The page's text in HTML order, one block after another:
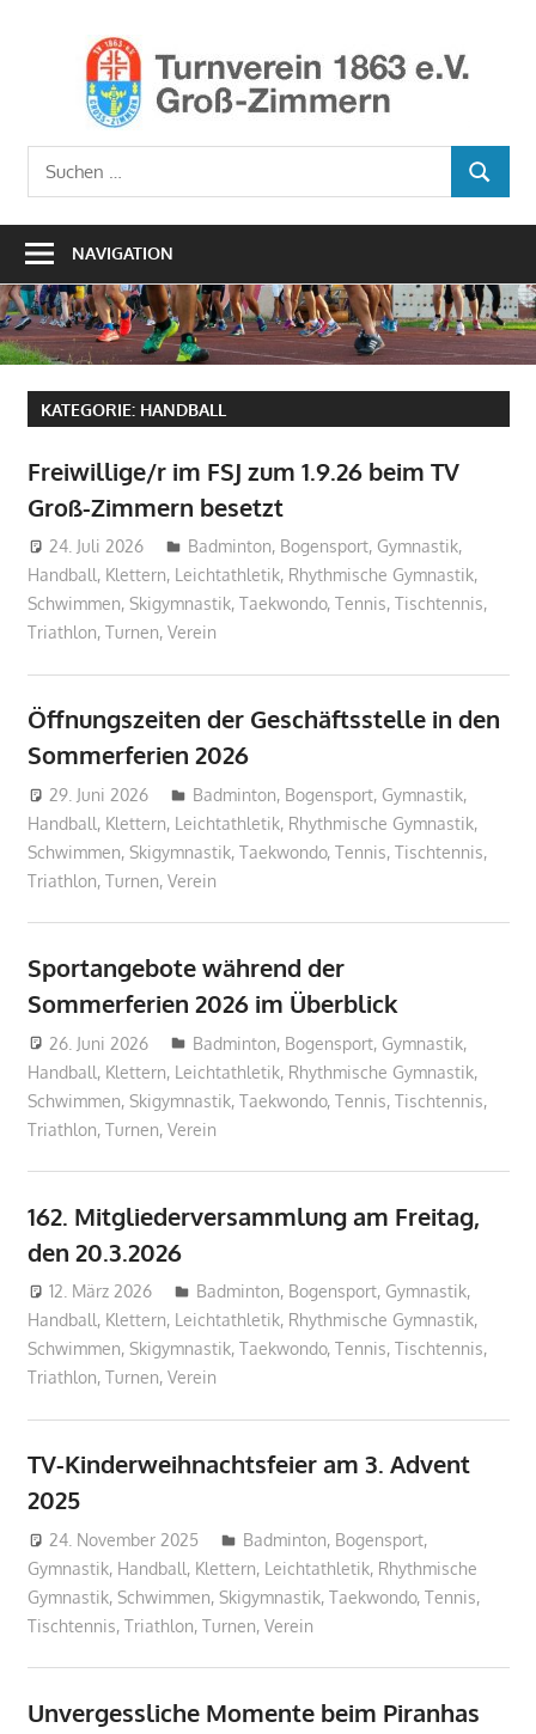
Turnverein
1863
Groß-
Suchen
nach:
SUCHEN
NAVIGATION
KATEGORIE: HANDBALL
Freiwillige/r im FSJ zum 1.9.26 beim TV
Groß-Zimmern besetzt
24. Juli 2026 Geschaeftsstelle
Badminton, Bogensport, Gymnastik,
Handball, Klettern, Leichtathletik, Rhythmische Gymnastik,
Schwimmen, Skigymnastik, Taekwondo, Tennis, Tischtennis,
Triathlon, Turnen, Verein
Öffnungszeiten der Geschäftsstelle in den
Sommerferien 2026
29. Juni 2026 Geschaeftsstelle
Badminton, Bogensport, Gymnastik,
Handball, Klettern, Leichtathletik, Rhythmische Gymnastik,
Schwimmen, Skigymnastik, Taekwondo, Tennis, Tischtennis,
Triathlon, Turnen, Verein
Sportangebote während der
Sommerferien 2026 im Überblick
26. Juni 2026 Geschaeftsstelle
Badminton, Bogensport, Gymnastik,
Handball, Klettern, Leichtathletik, Rhythmische Gymnastik,
Schwimmen, Skigymnastik, Taekwondo, Tennis, Tischtennis,
Triathlon, Turnen, Verein
162. Mitgliederversammlung am Freitag,
den 20.3.2026
12. März 2026 Geschaeftsstelle
Badminton, Bogensport, Gymnastik,
Handball, Klettern, Leichtathletik, Rhythmische Gymnastik,
Schwimmen, Skigymnastik, Taekwondo, Tennis, Tischtennis,
Triathlon, Turnen, Verein
TV-Kinderweihnachtsfeier am 3. Advent
2025
24. November 2025 Geschaeftsstelle
Badminton, Bogensport,
Gymnastik, Handball, Klettern, Leichtathletik, Rhythmische
Gymnastik, Schwimmen, Skigymnastik, Taekwondo, Tennis,
Tischtennis, Triathlon, Turnen, Verein
Unvergessliche Momente beim Piranhas